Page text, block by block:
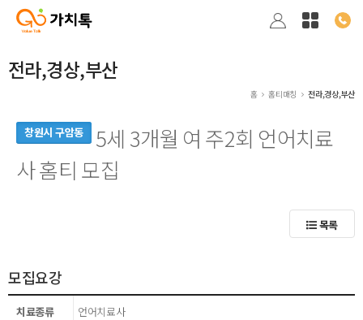
전라,경상,부산
홈 홈티매칭 전라,경상,부산
창원시 구암동
5세 3개월 여 주2회 언어치료
사 홈티 모집
목록
모집요강
치료종류 언어치료사